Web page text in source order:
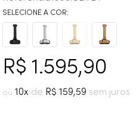
R$ 1.595,90
10 R$ 159,59